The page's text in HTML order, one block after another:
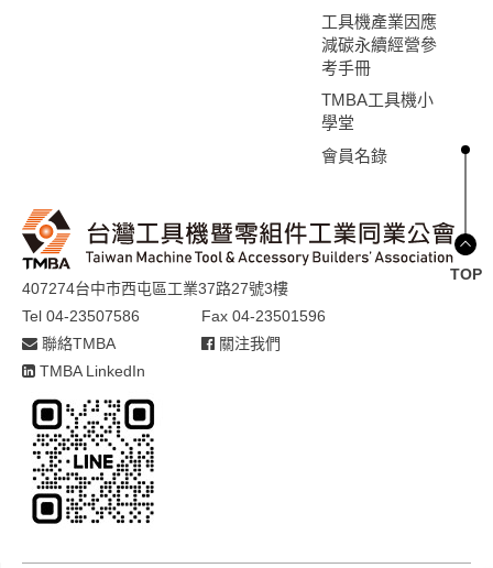
累計進口金額為5,358萬美元，較2025年同期增加
21%。2026年1-3月工具機關鍵零組件主要進口國來
看，中國（含香港）、日本、德國、美國、義大利、
瑞士、英國、南韓、 越南及⾺來⻄亞。相關數據請參
工具機產業因應
減碳永續經營參
考手冊
TMBA工具機小
學堂
會員名錄
407274台中市西屯區工業37路27號3樓
Tel 04-23507586
Fax 04-23501596
聯絡TMBA
關注我們
TMBA LinkedIn
TOP